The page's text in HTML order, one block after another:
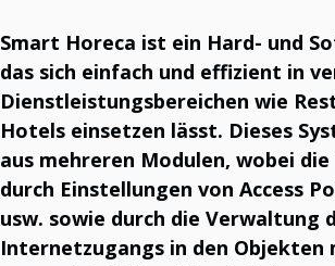
T3B
T3 Helpdesk-Software
IT-Support, Wartungsverfolgung & mehr.
T3 Kalender
Führung von Mitarbeiterakten.
T3B-Paket
T3B Paket ist ein HR-Tool.
T3 Portal
Nachrichten, Links, Umfragen, Datenverwaltung.
T3 OneSpace
Dokumente verwalten.
T3 Inventory
Smart Horeca ist ein Hard- und
das sich einfach und effizient in
Dienstleistungsbereichen wie
Hotels einsetzen lässt. Dieses
aus mehreren Modulen, wobei
durch Einstellungen von Access
usw. sowie durch die Verwaltung
Internetzugangs in den Objekten